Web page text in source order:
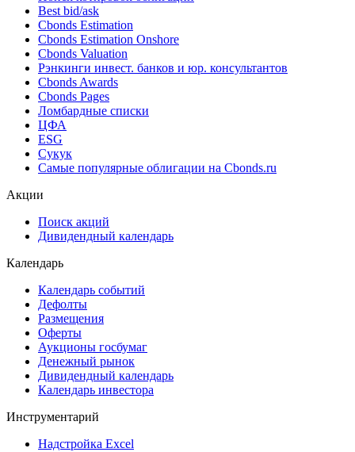
Поиск облигаций & Карты рынка
Поиск облигаций (ИИ)
Ближайшие размещения (Россия)
Поиск котировок облигаций
Best bid/ask
Cbonds Estimation
Cbonds Estimation Onshore
Cbonds Valuation
Рэнкинги инвест. банков и юр. консультантов
Cbonds Awards
Cbonds Pages
Ломбардные списки
ESG
Самые популярные облигации на Cbonds.ru
Дивидендный календарь
Календарь
Календарь событий
Дефолты
Размещения
Оферты
Денежный рынок
Календарь инвестора